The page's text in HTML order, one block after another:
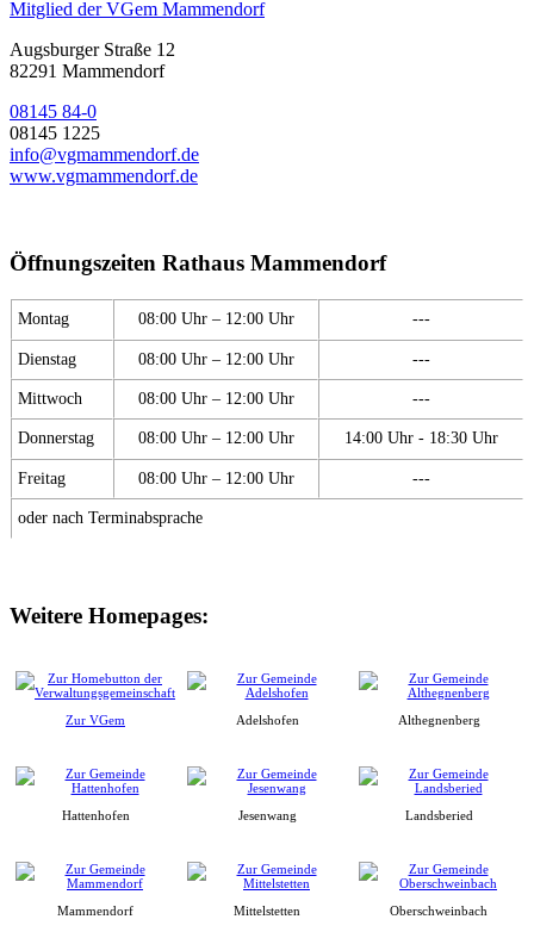
Mitglied der VGem Mammendorf
Augsburger Straße 12
82291 Mammendorf
08145 84-0
08145 1225
info@vgmammendorf.de
www.vgmammendorf.de
Öffnungszeiten Rathaus Mammendorf
Montag 08:00 Uhr – 12:00 Uhr ---
Dienstag 08:00 Uhr – 12:00 Uhr ---
Mittwoch 08:00 Uhr – 12:00 Uhr ---
Donnerstag 08:00 Uhr – 12:00 Uhr 14:00 Uhr - 18:30 Uhr
Freitag 08:00 Uhr – 12:00 Uhr ---
oder nach Terminabsprache
Weitere Homepages:
Zur VGem Adelshofen Althegnenberg
Hattenhofen Jesenwang Landsberied
Mammendorf Mittelstetten Oberschweinbach